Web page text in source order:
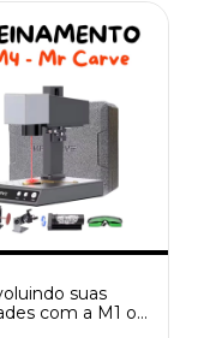
suas
com a M1 ou